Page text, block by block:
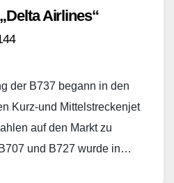
Airlines“
der B737 begann in den
Kurz-und Mittelstreckenjet
auf den Markt zu
und B727 wurde in…